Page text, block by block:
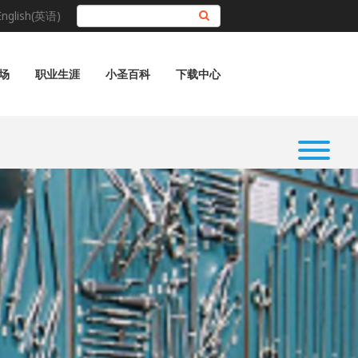
英语)
职业生涯 小圣百科 下载中心